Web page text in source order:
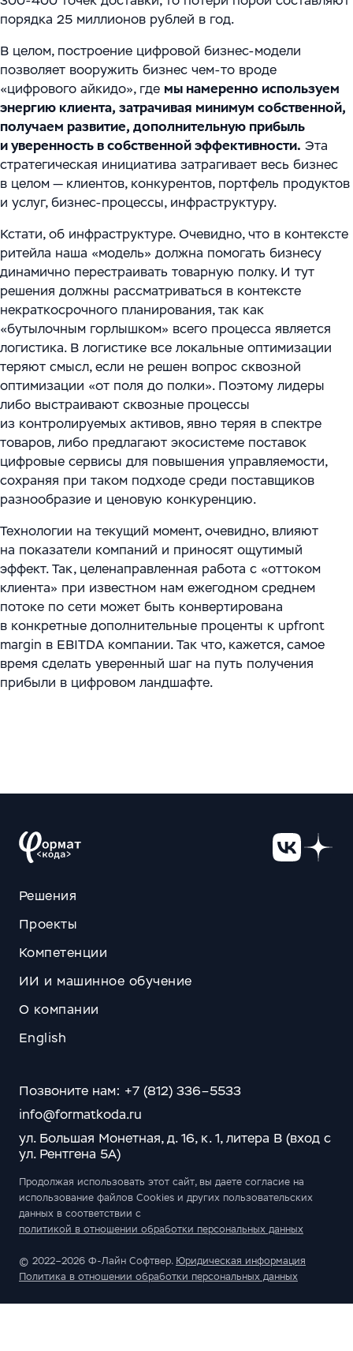
порядка 25 миллионов рублей в год.
В целом, построение цифровой бизнес-модели
позволяет вооружить бизнес чем-то вроде
«цифрового айкидо», где мы намеренно используем
энергию клиента, затрачивая минимум собственной,
получаем развитие, дополнительную прибыль
и уверенность в собственной эффективности. Эта
стратегическая инициатива затрагивает весь бизнес
в целом — клиентов, конкурентов, портфель продуктов
и услуг, бизнес-процессы, инфраструктуру.
Кстати, об инфраструктуре. Очевидно, что в контексте
ритейла наша «модель» должна помогать бизнесу
динамично перестраивать товарную полку. И тут
решения должны рассматриваться в контексте
некраткосрочного планирования, так как
«бутылочным горлышком» всего процесса является
логистика. В логистике все локальные оптимизации
теряют смысл, если не решен вопрос сквозной
оптимизации «от поля до полки». Поэтому лидеры
либо выстраивают сквозные процессы
из контролируемых активов, явно теряя в спектре
товаров, либо предлагают экосистеме поставок
цифровые сервисы для повышения управляемости,
сохраняя при таком подходе среди поставщиков
разнообразие и ценовую конкуренцию.
Технологии на текущий момент, очевидно, влияют
на показатели компаний и приносят ощутимый
эффект. Так, целенаправленная работа с «оттоком
клиента» при известном нам ежегодном среднем
потоке по сети может быть конвертирована
в конкретные дополнительные проценты к upfront
margin в EBITDA компании. Так что, кажется, самое
время сделать уверенный шаг на путь получения
прибыли в цифровом ландшафте.
Решения
Проекты
Компетенции
ИИ и машинное обучение
О компании
English
Позвоните нам: +7 (812) 336–5533
info@formatkoda.ru
ул. Большая Монетная, д. 16, к. 1, литера В (вход с
ул. Рентгена 5А)
Продолжая использовать этот сайт, вы даете согласие на
использование файлов Cookies и других пользовательских
данных в соответствии с
политикой в отношении обработки персональных данных
© 2022–2026 Ф-Лайн Софтвер. Юридическая информация
Политика в отношении обработки персональных данных